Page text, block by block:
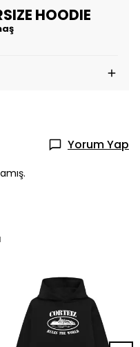
HOODIE
Yorum Yap